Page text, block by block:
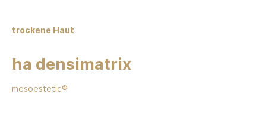
trockene Haut
ha densimatrix
mesoestetic®